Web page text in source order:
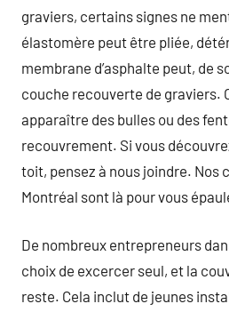
graviers, certains signes ne
élastomère peut être pliée,
membrane d’asphalte peut, de
couche recouverte de graviers.
apparaître des bulles ou des
recouvrement. Si vous
toit, pensez à nous joindre. Nos
Montréal sont là pour vous
De nombreux entrepreneurs
choix de excercer seul, et la
reste. Cela inclut de jeunes